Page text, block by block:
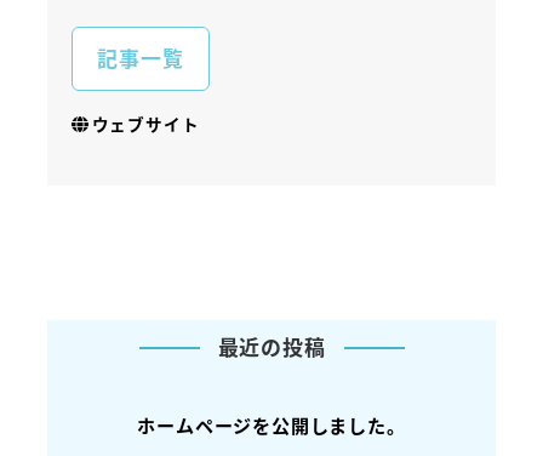
記事一覧
ウェブサイト
最近の投稿
ホームページを公開しました。